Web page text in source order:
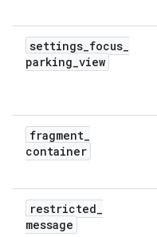
settings_focus_
parking_view
fragment_
container
restricted_
message